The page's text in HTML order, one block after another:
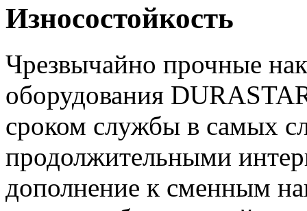
Износостойкость
Чрезвычайно прочные
оборудования
сроком службы в самых
продолжительными
дополнение к сменным